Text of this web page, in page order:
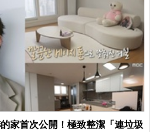
家首次公開！極致整潔「連垃圾